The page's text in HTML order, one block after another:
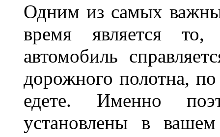
Одним из самых
время является то,
автомобиль
дорожного полотна,
едете. Именно
установлены в